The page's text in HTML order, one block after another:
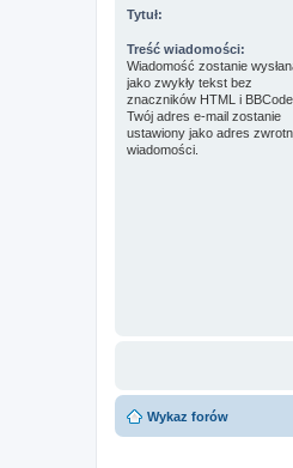
Tytuł:
Treść wiadomości:
Wiadomość zostanie
jako zwykły tekst bez
znaczników HTML i BBCode.
Twój adres e-mail zostanie
ustawiony jako adres
wiadomości.
Wykaz forów